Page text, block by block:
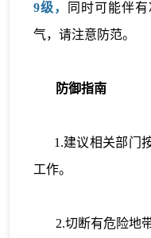
9级，
同时可能伴
气，请注意防范。
防御指南
1.建议相关部门按
工作。
2.切断有危险地带